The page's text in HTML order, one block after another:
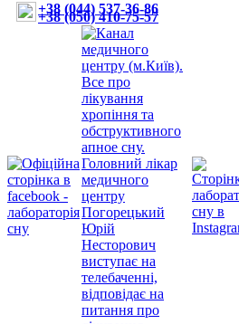
+38 (044) 537-36-86
+38 (050) 410-75-57